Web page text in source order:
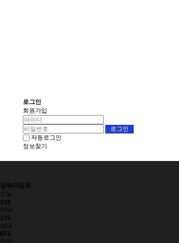
로그인
회원가입
자동로그인
정보찾기
접속자집계
오늘
130
어제
375
최대
673
전체